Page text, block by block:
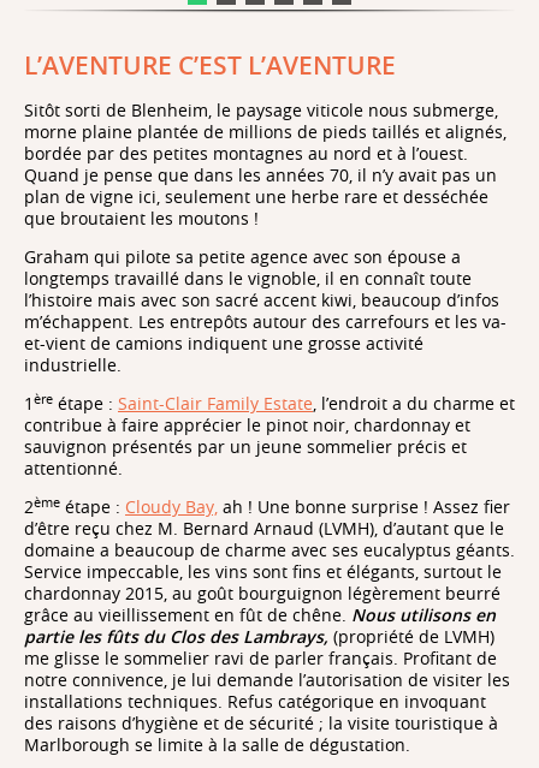
L’AVENTURE C’EST L’AVENTURE
Sitôt sorti de Blenheim, le paysage viticole nous submerge,
morne plaine plantée de millions de pieds taillés et alignés,
bordée par des petites montagnes au nord et à l’ouest.
Quand je pense que dans les années 70, il n’y avait pas un
plan de vigne ici, seulement une herbe rare et desséchée
que broutaient les moutons !
Graham qui pilote sa petite agence avec son épouse a
longtemps travaillé dans le vignoble, il en connaît toute
l’histoire mais avec son sacré accent kiwi, beaucoup d’infos
m’échappent. Les entrepôts autour des carrefours et les va-
et-vient de camions indiquent une grosse activité
industrielle.
1 ère étape : Saint-Clair Family Estate, l’endroit a du charme et
contribue à faire apprécier le pinot noir, chardonnay et
sauvignon présentés par un jeune sommelier précis et
attentionné.
2ème étape : Cloudy Bay, ah ! Une bonne surprise ! Assez fier
d’être reçu chez M. Bernard Arnaud (LVMH), d’autant que le
domaine a beaucoup de charme avec ses eucalyptus géants.
Service impeccable, les vins sont fins et élégants, surtout le
chardonnay 2015, au goût bourguignon légèrement beurré
grâce au vieillissement en fût de chêne. Nous utilisons en
partie les fûts du Clos des Lambrays, (propriété de LVMH)
me glisse le sommelier ravi de parler français. Profitant de
notre connivence, je lui demande l’autorisation de visiter les
installations techniques. Refus catégorique en invoquant
des raisons d’hygiène et de sécurité ; la visite touristique à
Marlborough se limite à la salle de dégustation.